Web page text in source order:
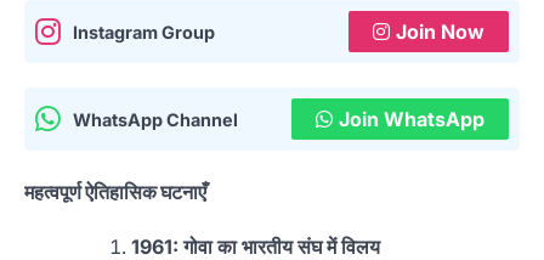
Instagram Group Join Now
WhatsApp Channel Join WhatsApp
महत्वपूर्ण ऐतिहासिक घटनाएँ
1961: गोवा का भारतीय संघ में विलय